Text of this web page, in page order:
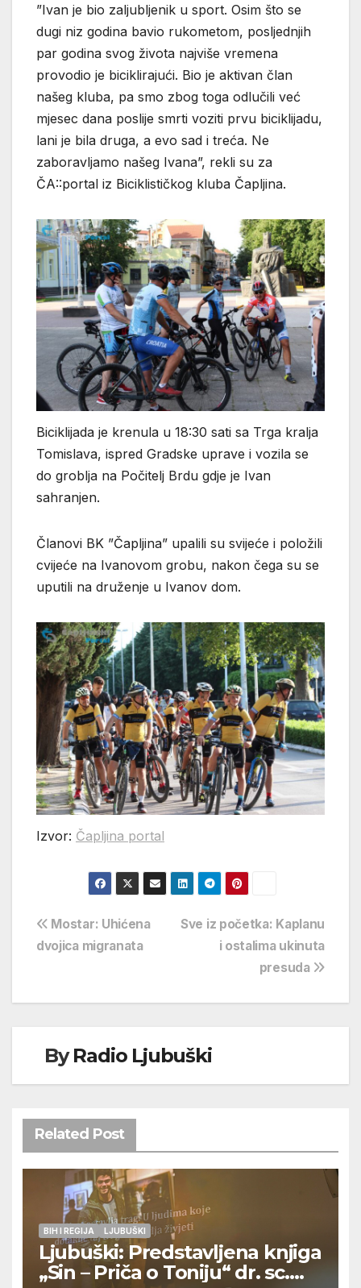
”Ivan je bio zaljubljenik u sport. Osim što se
dugi niz godina bavio rukometom, posljednjih
par godina svog života najviše vremena
provodio je biciklirajući. Bio je aktivan član
našeg kluba, pa smo zbog toga odlučili već
mjesec dana poslije smrti voziti prvu biciklijadu,
lani je bila druga, a evo sad i treća. Ne
zaboravljamo našeg Ivana”, rekli su za
ČA::portal iz Biciklističkog kluba Čapljina.
Biciklijada je krenula u 18:30 sati sa Trga kralja
Tomislava, ispred Gradske uprave i vozila se
do groblja na Počitelj Brdu gdje je Ivan
sahranjen.
Članovi BK ”Čapljina” upalili su svijeće i položili
cvijeće na Ivanovom grobu, nakon čega su se
uputili na druženje u Ivanov dom.
Izvor: Čapljina portal
Navigacija
objava
Sve iz početka: Kaplanu
i ostalima ukinuta
presuda
Mostar: Uhićena
dvojica migranata
ByRadio Ljubuški
Related Post
BIH I REGIJA LJUBUŠKI
Ljubuški: Predstavljena knjiga
„Sin – Priča o Toniju“ dr. sc.